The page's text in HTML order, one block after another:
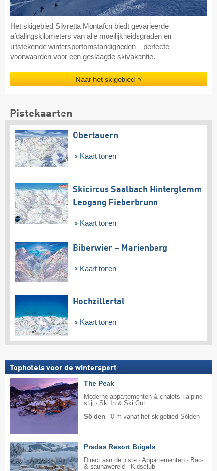
Het skigebied Silvretta Montafon biedt gevarieerde
afdalingskilometers van alle moeilijkheidsgraden en
uitstekende wintersportomstandigheden – perfecte
voorwaarden voor een geslaagde skivakantie.
Naar het skigebied
Pistekaarten
Obertauern
Kaart tonen
Skicircus Saalbach Hinterglemm
Leogang Fieberbrunn
Kaart tonen
Biberwier – Marienberg
Kaart tonen
Hochzillertal
Kaart tonen
Tophotels voor de wintersport
The Peak
Moderne appartementen & chalets · alpine
stijl · Ski In & Ski Out
Sölden · 0 m vanaf het skigebied Sölden
Pradas Resort Brigels
Direct aan de piste · Appartementen · Bad-
& saunawereld · Kidsclub